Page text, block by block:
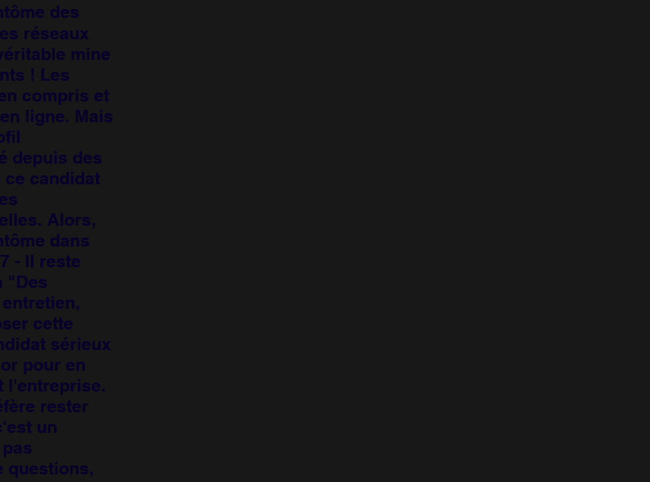
des
réseaux
mine
! Les
compris et
ligne. Mais
depuis des
candidat
Alors,
dans
- Il reste
"Des
cette
sérieux
pour en
l'entreprise.
rester
un
questions,